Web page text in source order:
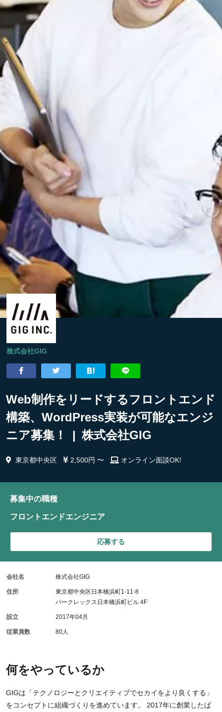
株式会社GIG
Web制作をリードするフロントエンド
構築、WordPress実装が可能なエンジ
ニア募集！ | 株式会社GIG
東京都中央区 2,500円 〜 オンライン面談OK!
何をやっているか
GIGは「テクノロジーとクリエイティブでセカイをより良くする」
をコンセプトに組織づくりを進めています。 2017年に創業したば
募集中の職種
フロントエンドエンジニア
応募する
会社名 株式会社GIG
住所
東京都中央区日本橋浜町1-11-8
パークレックス日本橋浜町ビル 4F
設立 2017年04月
従業員数 80人